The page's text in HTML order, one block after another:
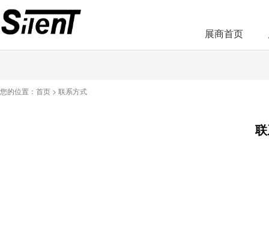
展商首页
您的位置： 首页 > 联系方式